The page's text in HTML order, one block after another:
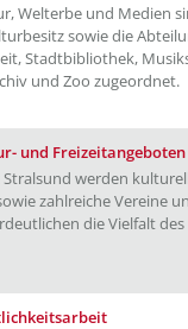
Welterbe und Medien
sowie die
Stadtbibliothek,
und Zoo zugeordnet.
und Freizeitangeboten
werden
zahlreiche Vereine
die Vielfalt